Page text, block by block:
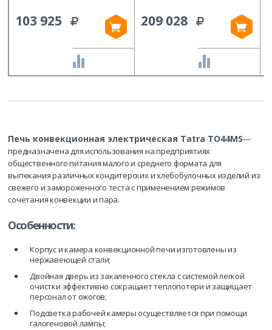
103 925 209 028
Печь конвекционная электрическая Tatra TO44MS—
предназначена для использования на предприятиях
общественного питания малого и среднего формата для
выпекания различных кондитерских и хлебобулочных изделий из
свежего и замороженного теста с применением режимов
сочетания конвекции и пара.
Особенности:
Корпус и камера конвекционной печи изготовлены из
нержавеющей стали;
Двойная дверь из закаленного стекла с системой легкой
очистки эффективно сокращает теплопотери и защищает
персонал от ожогов;
Подсветка рабочей камеры осуществляется при помощи
галогеновой лампы;